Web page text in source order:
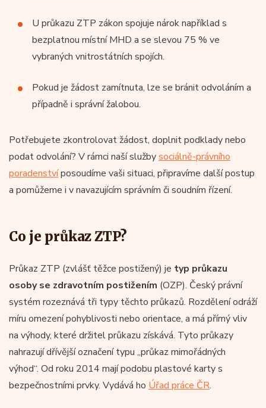
U průkazu ZTP zákon spojuje nárok například s
bezplatnou místní MHD a se slevou 75 % ve
vybraných vnitrostátních spojích.
Pokud je žádost zamítnuta, lze se bránit odvoláním a
případně i správní žalobou.
Potřebujete zkontrolovat žádost, doplnit podklady nebo
podat odvolání? V rámci naší službysociálně-právního
poradenstvíposoudíme vaši situaci, připravíme další postup
a pomůžeme i v navazujícím správním či soudním řízení.
Co je průkaz ZTP?
Průkaz ZTP (zvlášť těžce postižený) je typ průkazu
osoby se zdravotním postižením (OZP). Český právní
systém rozeznává tři typy těchto průkazů. Rozdělení odráží
míru omezení pohyblivosti nebo orientace, a má přímý vliv
na výhody, které držitel průkazu získává. Tyto průkazy
nahrazují dřívější označení typu „průkaz mimořádných
výhod“. Od roku 2014 mají podobu plastové karty s
bezpečnostními prvky. Vydává ho Úřad práce ČR.